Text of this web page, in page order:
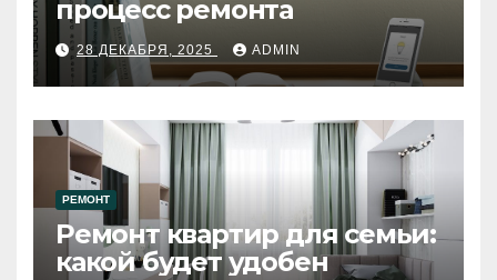
процесс ремонта
28 ДЕКАБРЯ, 2025 ADMIN
РЕМОНТ
Ремонт квартир для семьи:
какой будет удобен